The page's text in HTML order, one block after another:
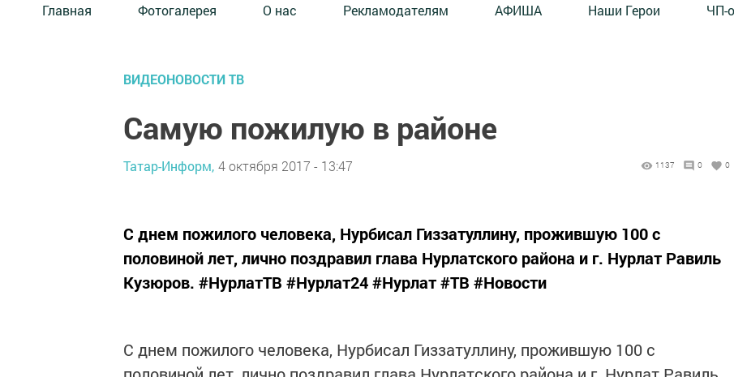
Главная Фотогалерея О нас Рекламодателям АФИША Наши Герои ЧП-
ВИДЕОНОВОСТИ ТВ
Самую пожилую в районе
Татар-Информ, 4 октября 2017 - 13:47 1137 0 0
С днем пожилого человека, Нурбисал Гиззатуллину, прожившую 100 с
половиной лет, лично поздравил глава Нурлатского района и г. Нурлат Равиль
Кузюров. #НурлатТВ #Нурлат24 #Нурлат #ТВ #Новости
С днем пожилого человека, Нурбисал Гиззатуллину, прожившую 100 с